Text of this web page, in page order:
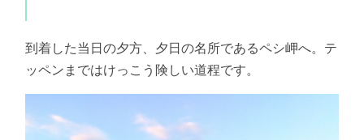
到着した当日の夕方、夕日の名所であるペシ岬へ。テ
ッペンまではけっこう険しい道程です。